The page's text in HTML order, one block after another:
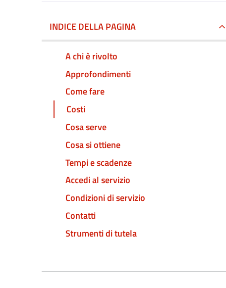
INDICE DELLA PAGINA
A chi è rivolto
Approfondimenti
Come fare
Costi
Cosa serve
Cosa si ottiene
Tempi e scadenze
Accedi al servizio
Condizioni di servizio
Contatti
Strumenti di tutela